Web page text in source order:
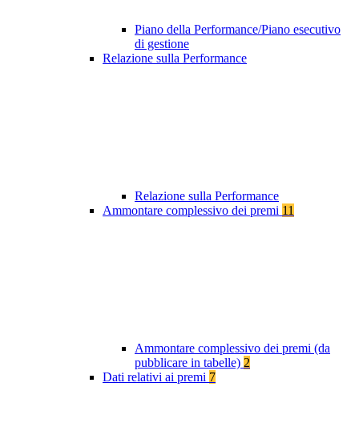
Piano della Performance/Piano esecutivo
di gestione
Relazione sulla Performance
Relazione sulla Performance
Ammontare complessivo dei premi 11
Ammontare complessivo dei premi (da
pubblicare in tabelle) 2
Dati relativi ai premi 7